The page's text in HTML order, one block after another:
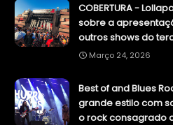
COBERTURA -
sobre a
outros shows do
Março 24, 2026
Best of and Blues
grande estilo com
o rock consagrado